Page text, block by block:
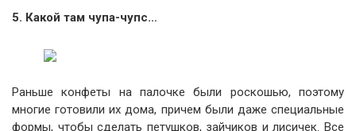
5. Какой там чупа-чупс…
Раньше конфеты на палочке были роскошью, поэтому
многие готовили их дома, причем были даже специальные
формы, чтобы сделать петушков, зайчиков и лисичек. Все